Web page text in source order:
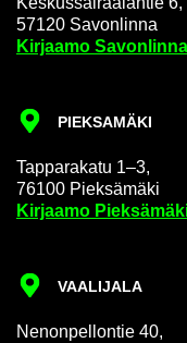
57120 Sa­von­lin­na
Kir­jaa­mo Sa­von­lin­na
PIEK­SA­MÄ­KI
Tap­pa­ra­ka­tu 1–3,
76100 Piek­sä­mä­ki
Kir­jaa­mo
VAA­LI­JA­LA
Ne­non­pel­lon­tie 40,